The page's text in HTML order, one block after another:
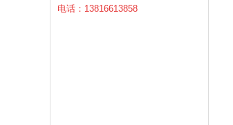
电话：13816613858